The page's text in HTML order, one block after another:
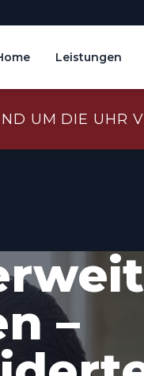
Leistungen
UM DIE UHR
–